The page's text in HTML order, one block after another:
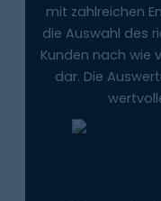
mit zahlreichen
die Auswahl des
Kunden nach wie
dar. Die